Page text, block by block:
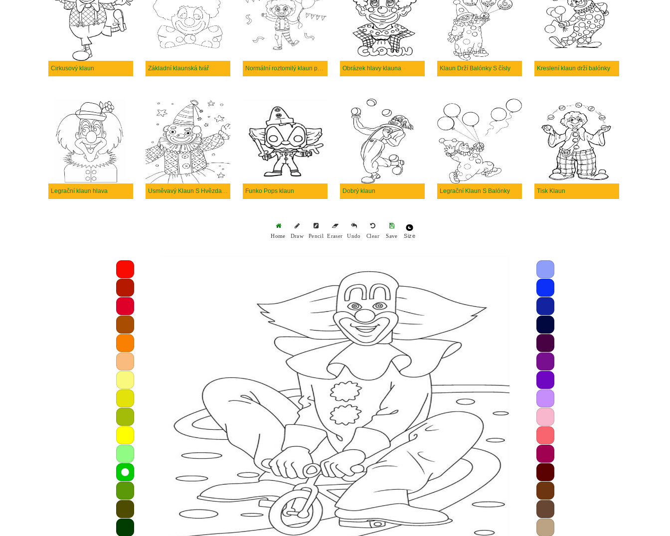
Cirkusový klaun Základní klaunská tvář Normální roztomilý klaun pro děti Obrázek hlavy klauna Klaun Drží Balónky S čísly Kreslení klaun drží balónky
Legrační klaun hlava Usměvavý Klaun S Hvězdami Funko Pops klaun Dobrý klaun Legrační Klaun S Balónky Tisk Klaun
Home Draw Pencil Eraser Undo Clear Save Size